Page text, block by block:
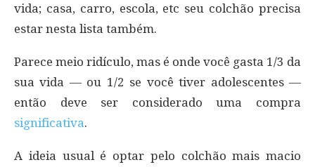
vida; casa, carro, escola, etc seu colchão precisa
estar nesta lista também.
Parece meio ridículo, mas é onde você gasta 1/3 da
sua vida — ou 1/2 se você tiver adolescentes —
então deve ser considerado uma compra
significativa.
A ideia usual é optar pelo colchão mais macio